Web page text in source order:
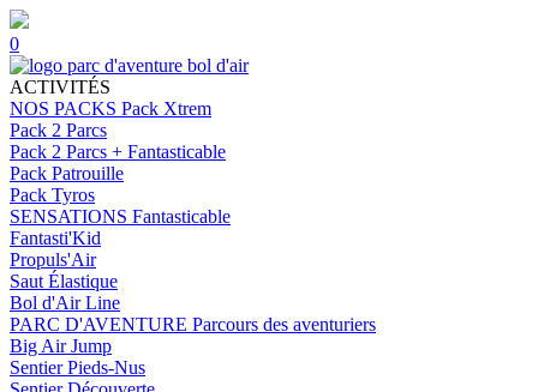
0
ACTIVITÉS
NOS PACKS Pack Xtrem
Pack 2 Parcs
Pack 2 Parcs + Fantasticable
Pack Patrouille
Pack Tyros
SENSATIONS Fantasticable
Fantasti'Kid
Propuls'Air
Saut Élastique
Bol d'Air Line
PARC D'AVENTURE Parcours des aventuriers
Big Air Jump
Sentier Pieds-Nus